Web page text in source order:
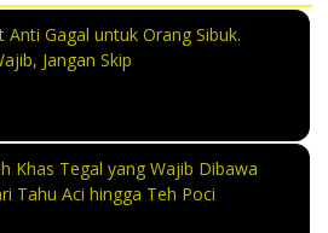
Anti Gagal untuk Orang Sibuk.
Jangan Skip
Khas Tegal yang Wajib Dibawa
Tahu Aci hingga Teh Poci